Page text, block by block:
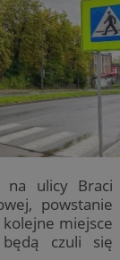
na ulicy Braci
powstanie
miejsce
czuli się